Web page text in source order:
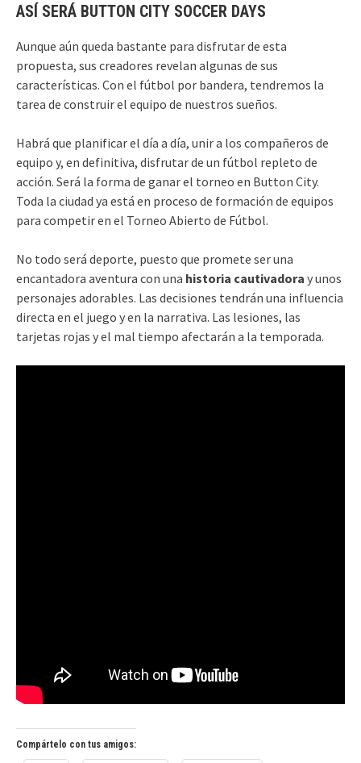
ASÍ SERÁ BUTTON CITY SOCCER DAYS
Aunque aún queda bastante para disfrutar de esta
propuesta, sus creadores revelan algunas de sus
características. Con el fútbol por bandera, tendremos la
tarea de construir el equipo de nuestros sueños.
Habrá que planificar el día a día, unir a los compañeros de
equipo y, en definitiva, disfrutar de un fútbol repleto de
acción. Será la forma de ganar el torneo en Button City.
Toda la ciudad ya está en proceso de formación de equipos
para competir en el Torneo Abierto de Fútbol.
No todo será deporte, puesto que promete ser una
encantadora aventura con una historia cautivadora y unos
personajes adorables. Las decisiones tendrán una influencia
directa en el juego y en la narrativa. Las lesiones, las
tarjetas rojas y el mal tiempo afectarán a la temporada.
Compártelo con tus amigos: